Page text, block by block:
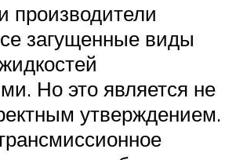
производители
загущенные виды
Но это является не
утверждением.